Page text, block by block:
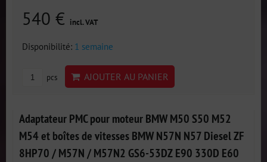
540 € incl. VAT
Disponibilité: 1 semaine
pcs AJOUTER AU PANIER
Adaptateur PMC pour moteur BMW M50 S50 M52
M54 et boîtes de vitesses BMW N57N N57 Diesel ZF
8HP70 / M57N / M57N2 GS6-53DZ E90 330D E60